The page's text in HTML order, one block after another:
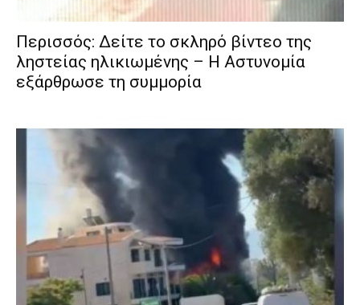
Περισσός: Δείτε το σκληρό βίντεο της
ληστείας ηλικιωμένης – Η Αστυνομία
εξάρθρωσε τη συμμορία